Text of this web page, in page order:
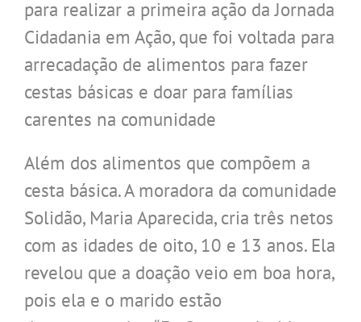
para realizar a primeira ação da Jornada
Cidadania em Ação, que foi voltada para
arrecadação de alimentos para fazer
cestas básicas e doar para famílias
carentes na comunidade
Além dos alimentos que compõem a
cesta básica. A moradora da comunidade
Solidão, Maria Aparecida, cria três netos
com as idades de oito, 10 e 13 anos. Ela
revelou que a doação veio em boa hora,
pois ela e o marido estão